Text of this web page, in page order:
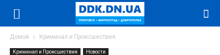
Домой Криминал и Происшествия
Криминал и Происшествия Новости